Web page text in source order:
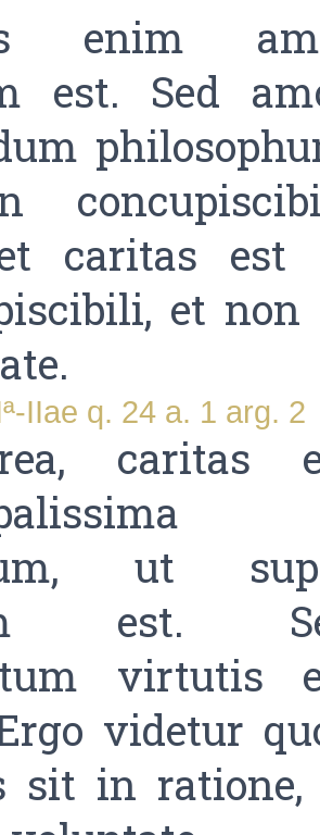
enim
est. Sed
caritas est
et
IIae q. 24 a. 1 arg. 2
caritas
ut
est.
virtutis
videtur
sit in ratione,